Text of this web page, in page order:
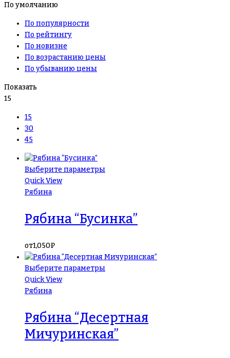
По умолчанию
По популярности
По рейтингу
По новизне
По возрастанию цены
По убыванию цены
Показать
15
15
30
45
Выберите параметры
Quick View
Рябина
Рябина “Бусинка”
от1,050₽
Выберите параметры
Quick View
Рябина
Рябина “Десертная
Мичуринская”